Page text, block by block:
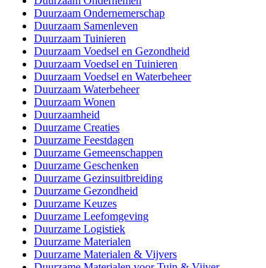
Duurzaam Ondernemerschap
Duurzaam Samenleven
Duurzaam Tuinieren
Duurzaam Voedsel en Gezondheid
Duurzaam Voedsel en Tuinieren
Duurzaam Voedsel en Waterbeheer
Duurzaam Waterbeheer
Duurzaam Wonen
Duurzaamheid
Duurzame Creaties
Duurzame Feestdagen
Duurzame Gemeenschappen
Duurzame Geschenken
Duurzame Gezinsuitbreiding
Duurzame Gezondheid
Duurzame Keuzes
Duurzame Leefomgeving
Duurzame Logistiek
Duurzame Materialen
Duurzame Materialen & Vijvers